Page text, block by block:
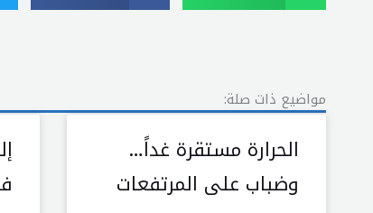
مواضيع ذات صلة:
الحرارة مستقرة غداً…
وضباب على المرتفعات